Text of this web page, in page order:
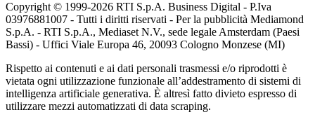
Copyright © 1999-2026 RTI S.p.A. Business Digital - P.Iva
03976881007 - Tutti i diritti riservati - Per la pubblicità Mediamond
S.p.A. - RTI S.p.A., Mediaset N.V., sede legale Amsterdam (Paesi
Bassi) - Uffici Viale Europa 46, 20093 Cologno Monzese (MI)
Rispetto ai contenuti e ai dati personali trasmessi e/o riprodotti è
vietata ogni utilizzazione funzionale all’addestramento di sistemi di
intelligenza artificiale generativa. È altresì fatto divieto espresso di
utilizzare mezzi automatizzati di data scraping.